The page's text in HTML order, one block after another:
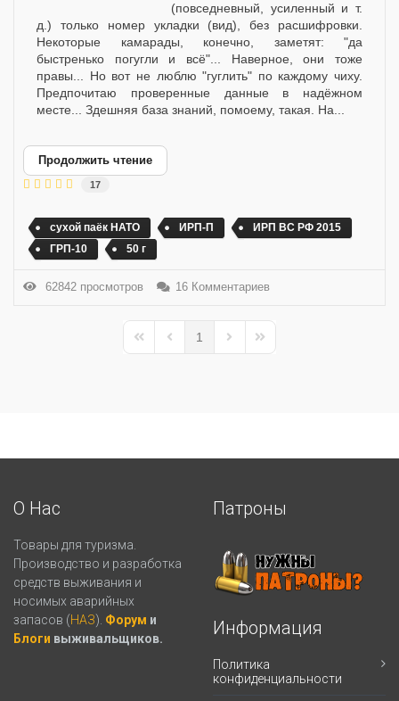
(повседневный, усиленный и т.
д.) только номер укладки (вид), без расшифровки.
Некоторые камарады, конечно, заметят: "да
быстренько погугли и всё"... Наверное, они тоже
правы... Но вот не люблю "гуглить" по каждому чиху.
Предпочитаю проверенные данные в надёжном
месте... Здешняя база знаний, помоему, такая. На...
Продолжить чтение
17
сухой паёк НАТО ИРП-П
ИРП ВС РФ 2015
ГРП-10
50 г
62842 просмотров 16 Комментариев
First PagePrevious Page
1
Next PageLast Page
О Нас
Товары для туризма.
Производство и разработка
средств выживания и
носимых аварийных
запасов (НАЗ). Форум и
Блоги выживальщиков.
Патроны
Информация
Политика
конфиденциальности